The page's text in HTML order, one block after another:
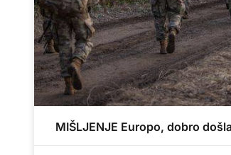
MIŠLJENJE Europo, dobro